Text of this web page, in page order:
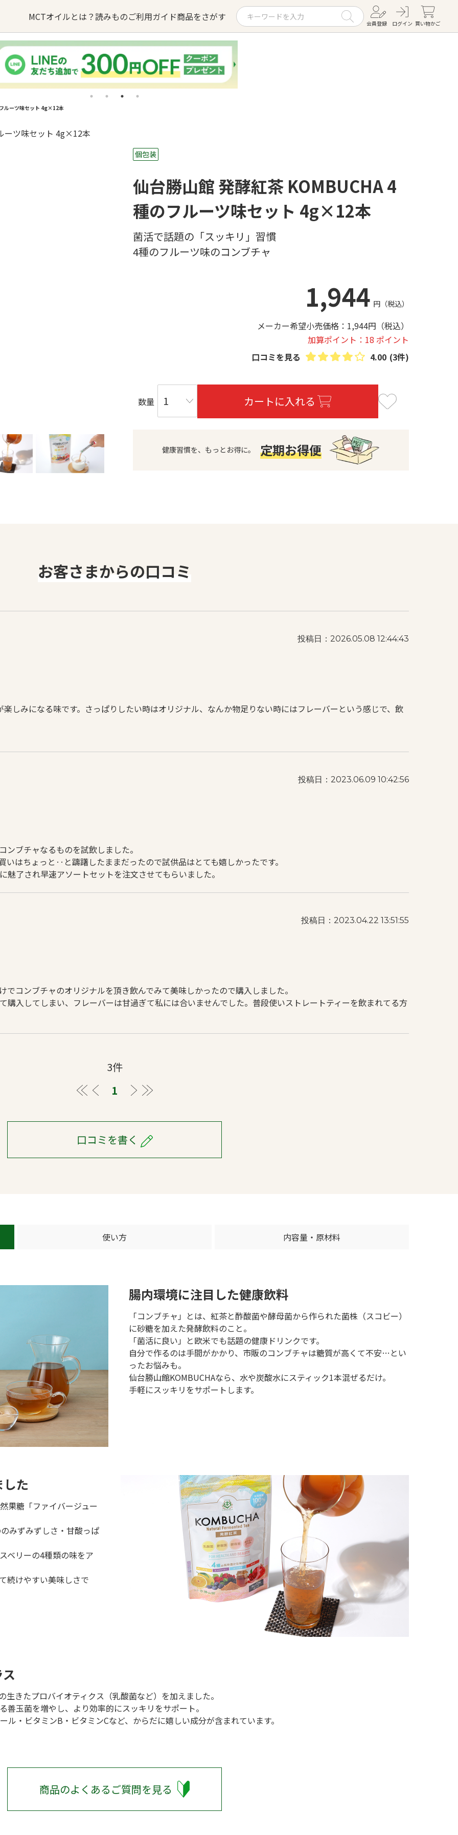
MCTオイルとは？
ルの
MCTオイルが
できるまで
お役立ちコラム
読みもの
ル バターコーヒー レシピ
の取り組み
ご利用ガイド
ご質問 お問い合わせ
卸業者様はこちら
商品をさがす
からだにいいもの
おやつ
会員登録 ログイン 買い物かご
ルーツ味セット 4g×12本
個包装
仙台勝山館 発酵紅茶 KOMBUCHA 4
種のフルーツ味セット 4g×12本
菌活で話題の「スッキリ」習慣
4種のフルーツ味のコンブチャ
1,944 円 （税込）
メーカー希望小売価格： 1,944円 （税込）
加算ポイント：18 ポイント
口コミを見る
4.00 (3件)
数量 カートに入れる
健康習慣を、もっとお得に。 定期お得便
お客さまからの口コミ
投稿日：2026.05.08 12:44:43
しみになる味です。さっぱりしたい時はオリジナル、なんか物足りない時にはフレーバーという感じで、飲
投稿日：2023.06.09 10:42:56
ブチャなるものを試飲しました。
はちょっと‥と躊躇したままだったので試供品はとても嬉しかったです。
了され早速アソートセットを注文させてもらいました。
投稿日：2023.04.22 13:51:55
コンブチャのオリジナルを頂き飲んでみて美味しかったので購入しました。
購入してしまい、フレーバーは甘過ぎて私には合いませんでした。普段使いストレートティーを飲まれてる方
3件
≪＜ 1 ＞ ≫
口コミを書く
使い方 内容量・原材料
腸内環境に注目した健康飲料
「コンブチャ」とは、紅茶と酢酸菌や酵母菌から作られた菌株（スコビー）
に砂糖を加えた発酵飲料のこと。
「菌活に良い」と欧米でも話題の健康ドリンクです。
自分で作るのは手間がかかり、市販のコンブチャは糖質が高くて不安…とい
ったお悩みも。
仙台勝山館KOMBUCHAなら、水や炭酸水にスティック1本混ぜるだけ。
手軽にスッキリをサポートします。
た
果糖「ファイバージュー
みずみずしさ・甘酸っぱ
ベリーの4種類の味をア
続けやすい美味しさで
きたプロバイオティクス（乳酸菌など）を加えました。
玉菌を増やし、より効率的にスッキリをサポート。
・ビタミンB・ビタミンCなど、からだに嬉しい成分が含まれています。
商品のよくあるご質問を見る